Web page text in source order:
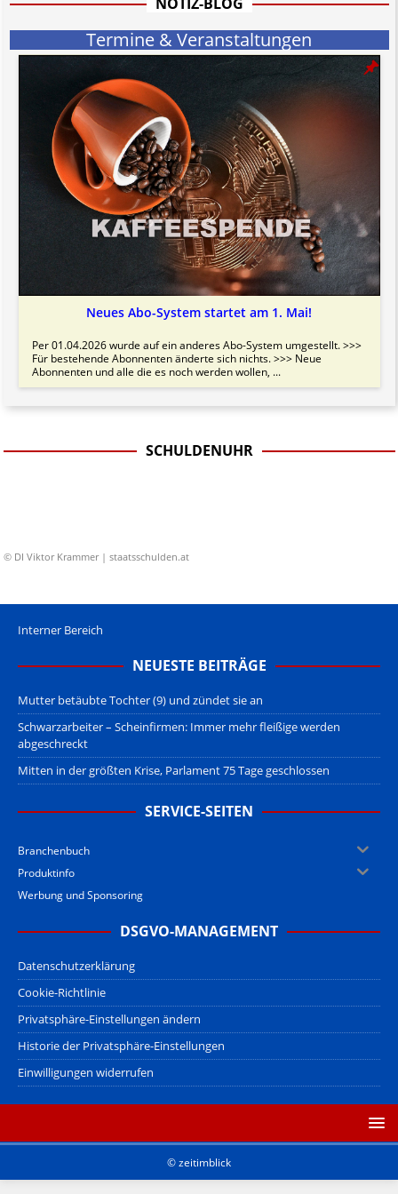
Termine & Veranstaltungen
Neues Abo-System startet am 1. Mai!
Per 01.04.2026 wurde auf ein anderes Abo-System umgestellt. >>>
Für bestehende Abonnenten änderte sich nichts. >>> Neue
Abonnenten und alle die es noch werden wollen, ...
SCHULDENUHR
© DI Viktor Krammer | staatsschulden.at
Interner Bereich
NEUESTE BEITRÄGE
Mutter betäubte Tochter (9) und zündet sie an
Schwarzarbeiter – Scheinfirmen: Immer mehr fleißige werden
abgeschreckt
Mitten in der größten Krise, Parlament 75 Tage geschlossen
SERVICE-SEITEN
Branchenbuch
Produktinfo
Werbung und Sponsoring
DSGVO-MANAGEMENT
Datenschutzerklärung
Cookie-Richtlinie
Privatsphäre-Einstellungen ändern
Historie der Privatsphäre-Einstellungen
Einwilligungen widerrufen
© zeitimblick